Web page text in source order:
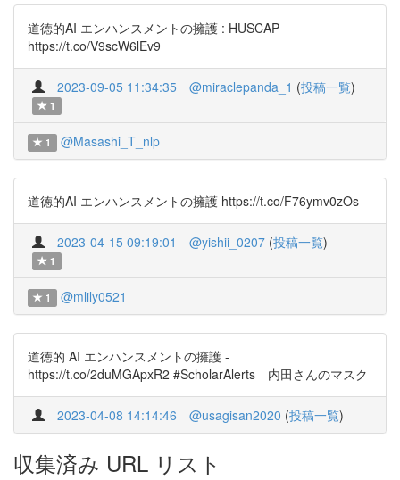
道徳的AI エンハンスメントの擁護 : HUSCAP
https://t.co/V9scW6lEv9
2023-09-05 11:34:35 @miraclepanda_1 (投稿一覧)
1
1 @Masashi_T_nlp
道徳的AI エンハンスメントの擁護 https://t.co/F76ymv0zOs
2023-04-15 09:19:01 @yishii_0207 (投稿一覧)
1
1 @mlily0521
道徳的 AI エンハンスメントの擁護 -
https://t.co/2duMGApxR2 #ScholarAlerts 内田さんのマスク
2023-04-08 14:14:46 @usagisan2020 (投稿一覧)
収集済み URL リスト